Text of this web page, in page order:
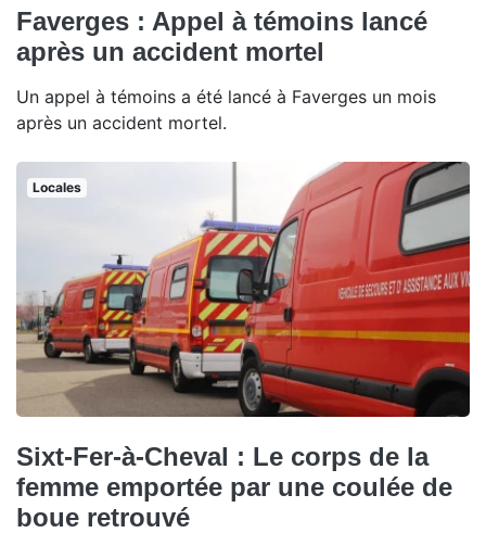
Faverges : Appel à témoins lancé
après un accident mortel
Un appel à témoins a été lancé à Faverges un mois
après un accident mortel.
Locales
Sixt-Fer-à-Cheval : Le corps de la
femme emportée par une coulée de
boue retrouvé